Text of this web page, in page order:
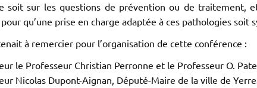
soit sur les questions de prévention ou de traitement,
qu’une prise en charge adaptée à ces pathologies soit
à remercier pour l’organisation de cette conférence :
le Professeur Christian Perronne et le Professeur O.
Nicolas Dupont-Aignan, Député-Maire de la ville de